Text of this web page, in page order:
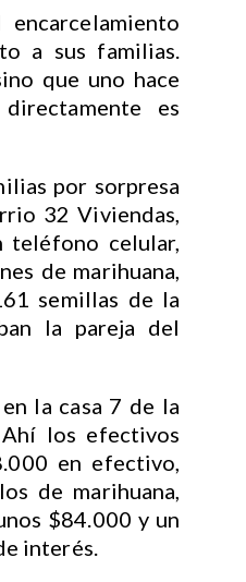
a sus familias.
que uno hace
es
por sorpresa
32 Viviendas,
teléfono celular,
de marihuana,
semillas de la
la pareja del
la casa 7 de la
los efectivos
en efectivo,
de marihuana,
$84.000 y un
interés.